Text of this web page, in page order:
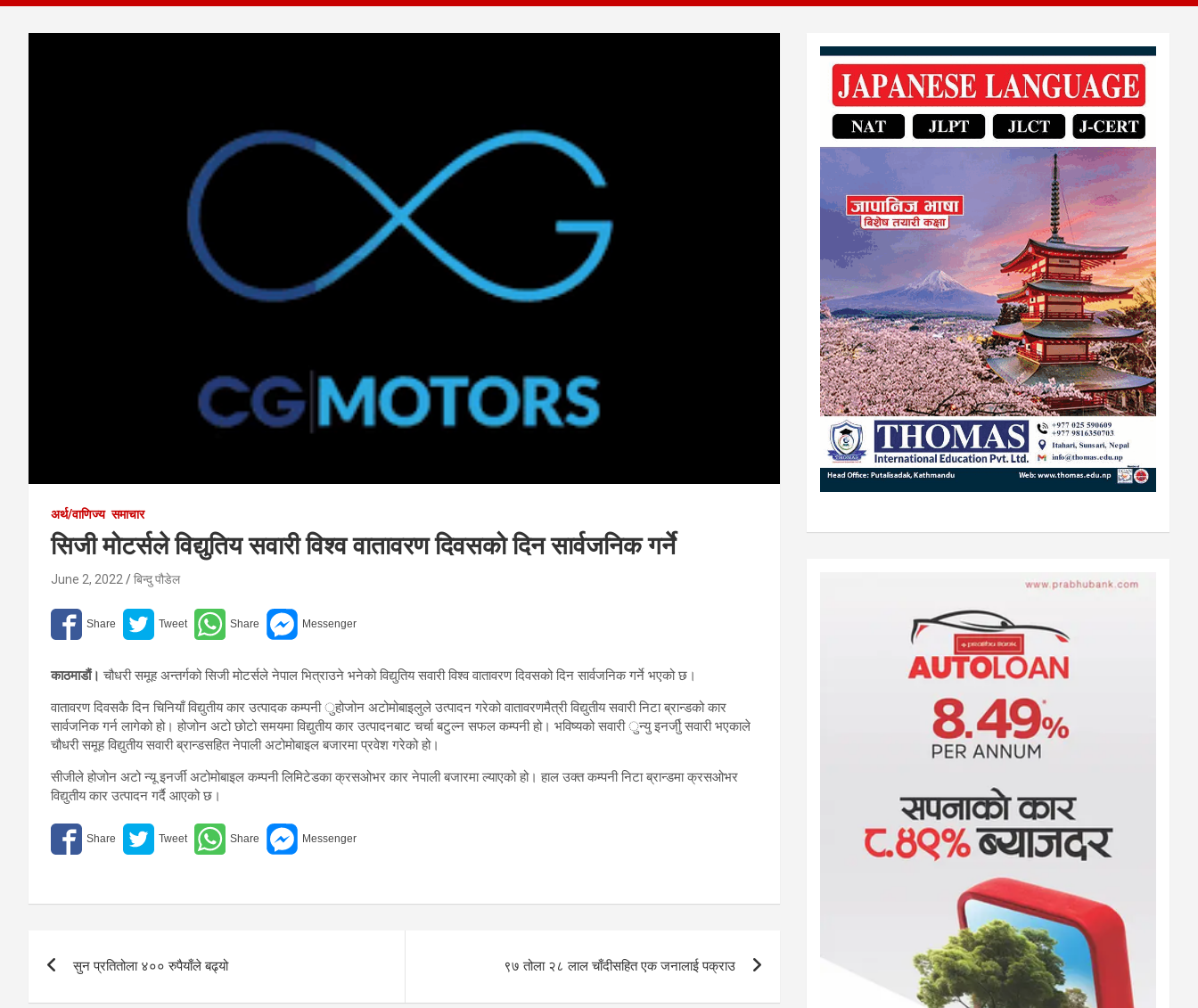
अर्थ/वाणिज्य समाचार
सिजी मोटर्सले विद्युतिय सवारी विश्व वातावरण दिवसको दिन सार्वजनिक गर्ने
June 2, 2022 बिन्दु पौडेल
काठमाडौं। चौधरी समूह अन्तर्गको सिजी मोटर्सले नेपाल भित्राउने भनेको विद्युतिय सवारी विश्व वातावरण दिवसको दिन सार्वजनिक गर्ने भएको छ।
वातावरण दिवसकै दिन चिनियाँ विद्युतीय कार उत्पादक कम्पनी ुहोजोन अटोमोबाइलुले उत्पादन गरेको वातावरणमैत्री विद्युतीय सवारी निटा ब्रान्डको कार
सार्वजनिक गर्न लागेको हो। होजोन अटो छोटो समयमा विद्युतीय कार उत्पादनबाट चर्चा बटुल्न सफल कम्पनी हो। भविष्यको सवारी ुन्यु इनर्जीु सवारी भएकाले
चौधरी समूह विद्युतीय सवारी ब्रान्डसहित नेपाली अटोमोबाइल बजारमा प्रवेश गरेको हो।
सीजीले होजोन अटो न्यू इनर्जी अटोमोबाइल कम्पनी लिमिटेडका क्रसओभर कार नेपाली बजारमा ल्याएको हो। हाल उक्त कम्पनी निटा ब्रान्डमा क्रसओभर
विद्युतीय कार उत्पादन गर्दै आएको छ।
navigation
सुन प्रतितोला ४०० रुपैयाँले बढ्यो ९७ तोला २८ लाल चाँदीसहित एक जनालाई पक्राउ